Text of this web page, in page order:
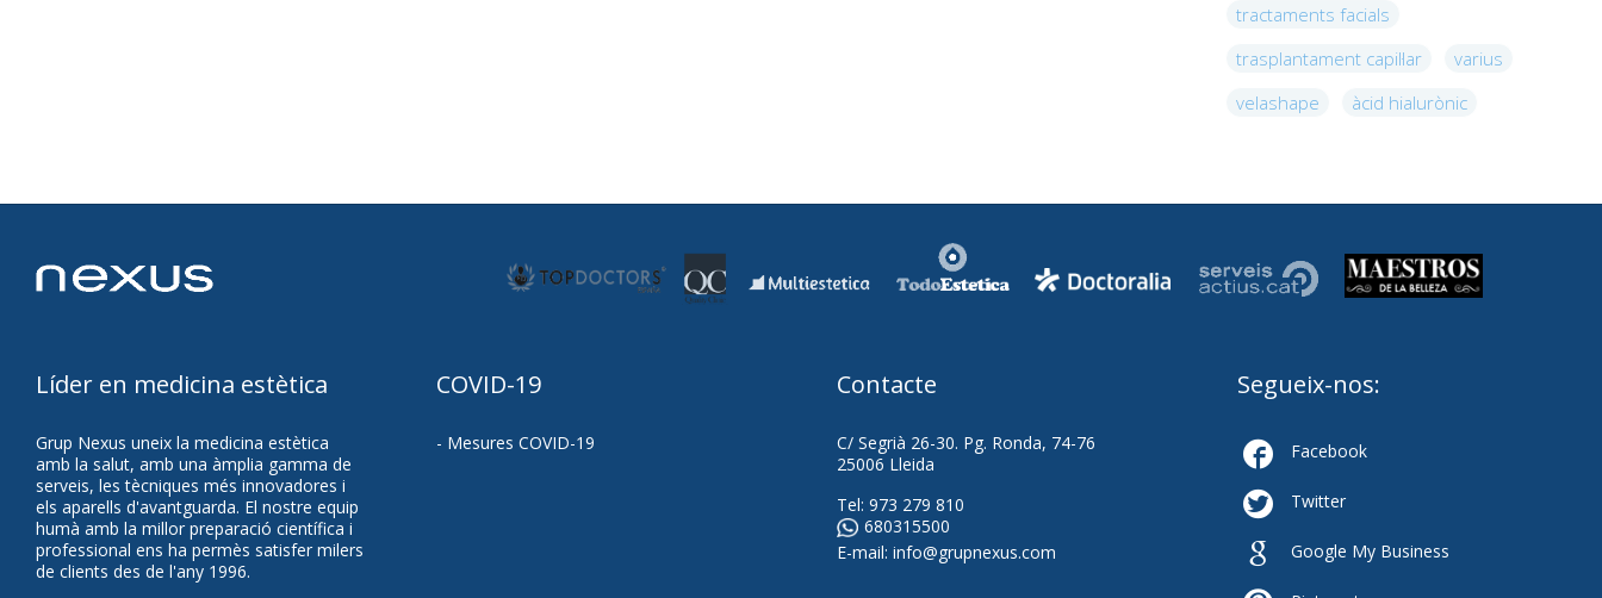
tractaments facials
trasplantament capil·lar
varius
velashape
àcid hialurònic
Líder en medicina estètica
Grup Nexus uneix la medicina estètica
amb la salut, amb una àmplia gamma de
serveis, les tècniques més innovadores i
els aparells d'avantguarda. El nostre equip
humà amb la millor preparació científica i
professional ens ha permès satisfer milers
de clients des de l'any 1996.
COVID-19
- Mesures COVID-19
Contacte
C/ Segrià 26-30. Pg. Ronda, 74-76
25006 Lleida
Tel: 973 279 810
680315500
E-mail: info@grupnexus.com
Segueix-nos:
 Facebook
 Twitter
 Google My Business